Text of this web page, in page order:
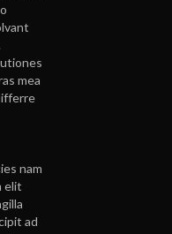
mea
nam
elit
ad